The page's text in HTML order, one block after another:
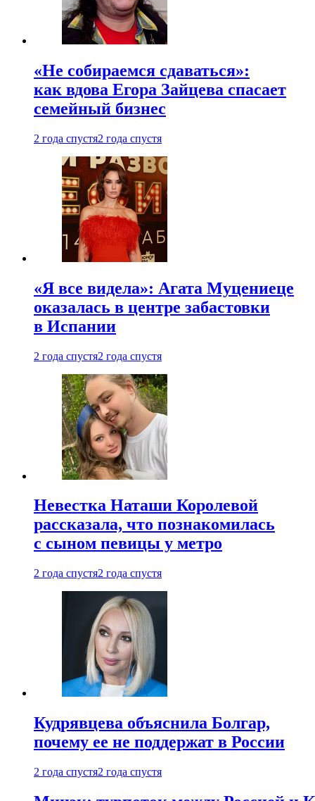
«Не собираемся сдаваться»:
как вдова Егора Зайцева спасает
семейный бизнес
2 года спустя2 года спустя
«Я все видела»: Агата Муцениеце
оказалась в центре забастовки
в Испании
2 года спустя2 года спустя
Невестка Наташи Королевой
рассказала, что познакомилась
с сыном певицы у метро
2 года спустя2 года спустя
Кудрявцева объяснила Болгар,
почему ее не поддержат в России
2 года спустя2 года спустя